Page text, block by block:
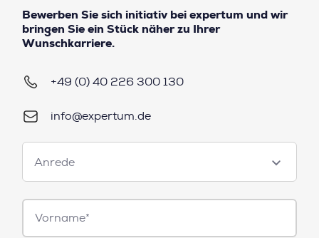
Bewerben Sie sich initiativ bei expertum und wir
bringen Sie ein Stück näher zu Ihrer
Wunschkarriere.
+49 (0) 40 226 300 130
info@expertum.de
Anrede
Anrede
Vorname*